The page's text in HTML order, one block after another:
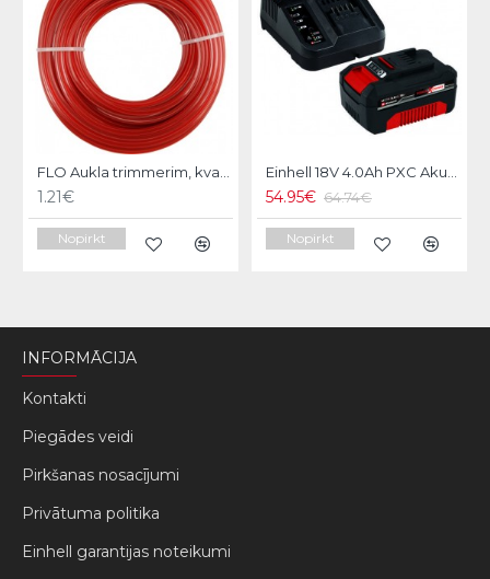
FLO Aukla trimmerim, kvadrātveida, 3.0mm/10m
1.21€
Nopirkt
Einhell 18V 4.0Ah PXC Akumulators+Lādētājs
54.95€ 64.74€
Nopirkt
INFORMĀCIJA
Kontakti
Piegādes veidi
Pirkšanas nosacījumi
Privātuma politika
Einhell garantijas noteikumi